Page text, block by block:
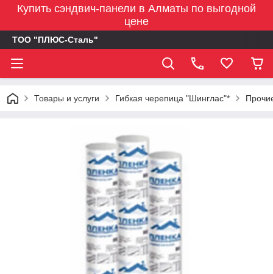
Купить сэндвич-панели в Алматы по выгодной
цене
ТОО "ПЛЮС-Сталь"
Товары и услуги Гибкая черепица "Шинглас"*